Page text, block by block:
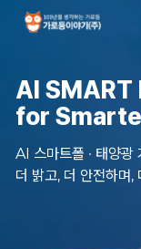
Skip
content
AI SMART
for
AI 스마트폴 · 태양광
더 밝고, 더 안전하며,